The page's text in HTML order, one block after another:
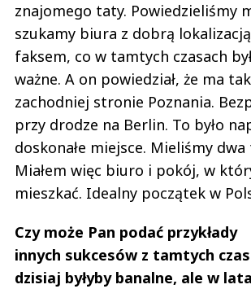
znajomego taty. Powiedzieliśmy
szukamy biura z dobrą
faksem, co w tamtych czasach
ważne. A on powiedział, że ma
zachodniej stronie Poznania.
przy drodze na Berlin. To było
doskonałe miejsce. Mieliśmy
Miałem więc biuro i pokój, w
mieszkać. Idealny początek w
Czy może Pan podać przykłady
innych sukcesów z tamtych
dzisiaj byłyby banalne, ale w